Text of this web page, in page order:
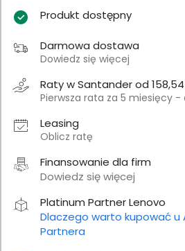
Produkt dostępny
Darmowa dostawa
Dowiedz się więcej
Raty w Santander od 158,54
Pierwsza rata za 5 miesięcy -
Leasing
Oblicz ratę
Finansowanie dla firm
Dowiedz się więcej
Platinum Partner Lenovo
Dlaczego warto kupować u
Partnera